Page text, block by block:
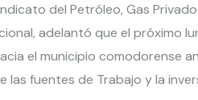
del Petróleo, Gas
adelantó que el próximo
el municipio comodorense
fuentes de Trabajo y la